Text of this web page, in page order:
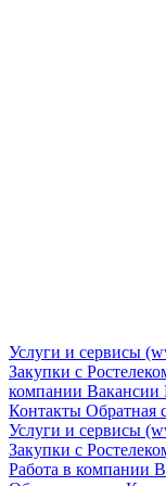
Услуги и сервисы
Закупки с
компании Вакансии
Контакты Обратная
Услуги и сервисы
Закупки с
Работа в компании